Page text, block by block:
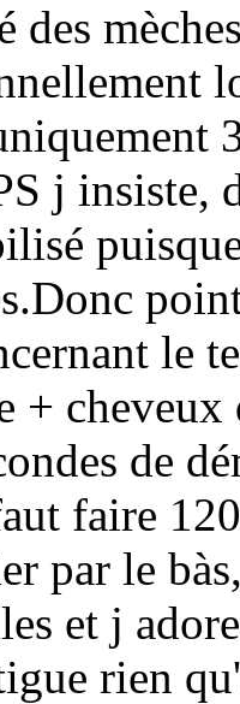
des
j insiste,
le
+
de
faire
par le
et j
rien